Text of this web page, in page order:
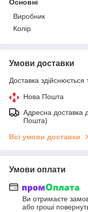
Основні
Виробник
Колір
Умови доставки
Доставка здійснюється
Нова Пошта
Адресна доставка
Пошта)
Всі умови доставки
Умови оплати
Ви отримаєте
або гроші